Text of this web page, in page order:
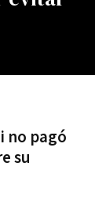
no pagó
su